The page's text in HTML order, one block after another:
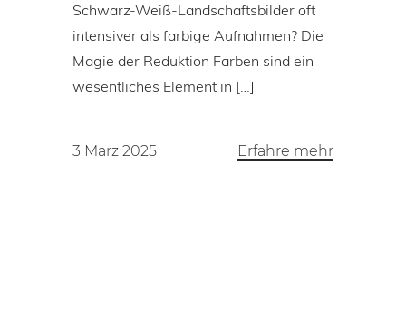
Schwarz-Weiß-Landschaftsbilder oft
intensiver als farbige Aufnahmen? Die
Magie der Reduktion Farben sind ein
wesentliches Element in […]
3 Marz 2025 Erfahre mehr